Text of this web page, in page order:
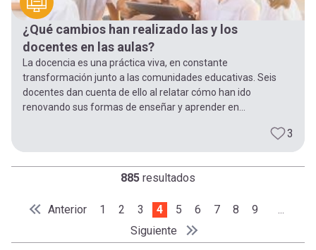
¿Qué cambios han realizado las y los
docentes en las aulas?
La docencia es una práctica viva, en constante
transformación junto a las comunidades educativas. Seis
docentes dan cuenta de ello al relatar cómo han ido
renovando sus formas de enseñar y aprender en...
3
885 resultados
Paginación
Primera página
« Primero
Página anterior
Anterior Page
1 Page
2 Page
3 Página actual
4 Page
5 Page
6 Page
7 Page
8 Page
9 …
Siguiente página
Siguiente Última página
Último »